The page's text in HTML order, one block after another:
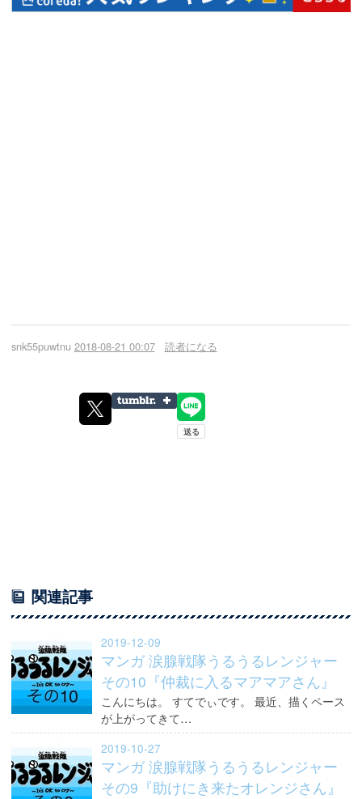
snk55puwtnu 2018-08-21 00:07 読者になる
関連記事
2019-12-09
マンガ 涙腺戦隊うるうるレンジャー
その10『仲裁に入るマアマアさん』
こんにちは。 すてでぃです。 最近、描くペース
が上がってきて…
2019-10-27
マンガ 涙腺戦隊うるうるレンジャー
その9『助けにき来たオレンジさん』